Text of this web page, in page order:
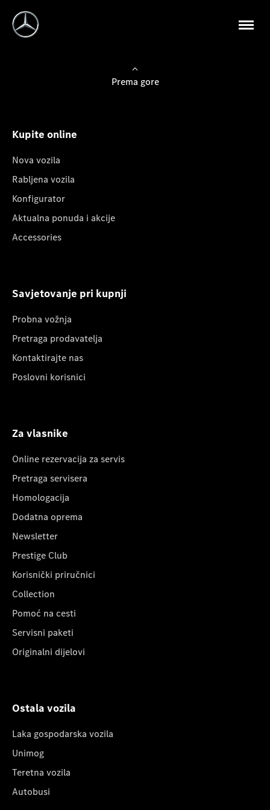
Prema gore
Kupite online
Nova vozila
Rabljena vozila
Konfigurator
Aktualna ponuda i akcije
Accessories
Savjetovanje pri kupnji
Probna vožnja
Pretraga prodavatelja
Kontaktirajte nas
Poslovni korisnici
Za vlasnike
Online rezervacija za servis
Pretraga servisera
Homologacija
Dodatna oprema
Newsletter
Prestige Club
Korisnički priručnici
Collection
Pomoć na cesti
Servisni paketi
Originalni dijelovi
Ostala vozila
Laka gospodarska vozila
Unimog
Teretna vozila
Autobusi